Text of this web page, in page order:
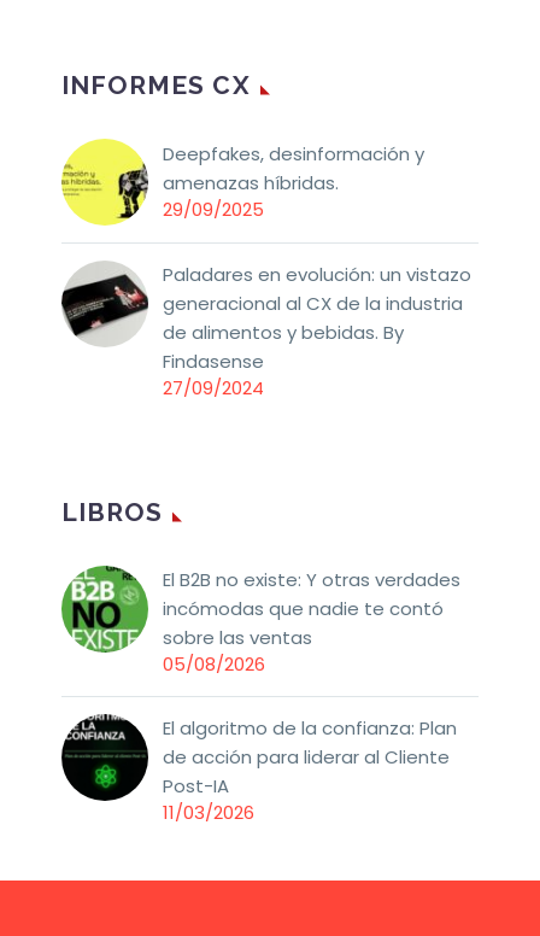
INFORMES CX
Deepfakes, desinformación y
amenazas híbridas.
29/09/2025
Paladares en evolución: un vistazo
generacional al CX de la industria
de alimentos y bebidas. By
Findasense
27/09/2024
LIBROS
El B2B no existe: Y otras verdades
incómodas que nadie te contó
sobre las ventas
05/08/2026
El algoritmo de la confianza: Plan
de acción para liderar al Cliente
Post-IA
11/03/2026